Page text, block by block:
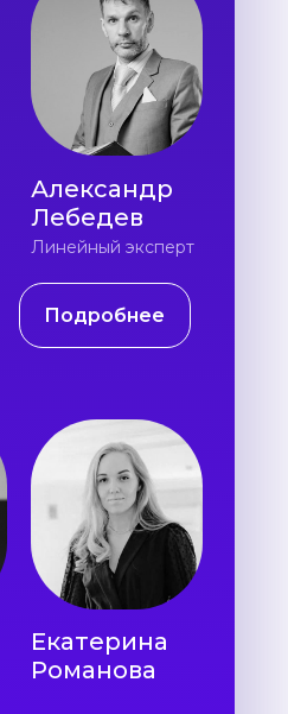
Александр
Лебедев
Линейный эксперт
Подробнее
Екатерина
Романова